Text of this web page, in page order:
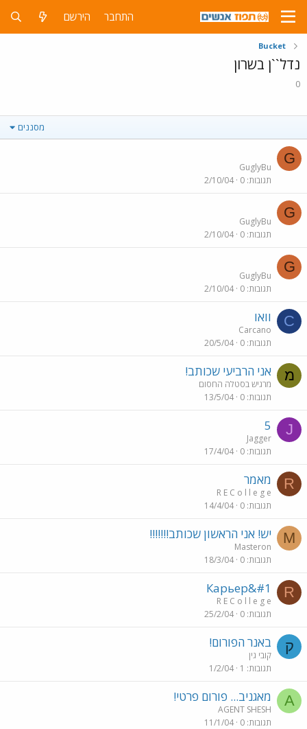
התחבר הירשם
Bucket
נדל``ן בשרון
0
מסננים
G
GuglyBu
תגובות 0
2/10/04
G
GuglyBu
תגובות 0
2/10/04
G
GuglyBu
תגובות 0
2/10/04
C וואו
Carcano
תגובות 0
20/5/04
מ אני הרביעי שכותב!
מרגיש בסטלה החסום
תגובות 0
13/5/04
J
5
Jagger
תגובות 0
17/4/04
R מאמר
R E C o l l e g e
תגובות 0
14/4/04
M יש! אני הראשון שכותב!!!!!!!
Masteron
תגובות 0
18/3/04
R
Карьер&#1
R E C o l l e g e
תגובות 0
25/2/04
ק באנר הפורום!
קובי גין
תגובות 1
1/2/04
A מאגניב... פורום פרטי!
AGENT SHESH
תגובות 0
11/1/04